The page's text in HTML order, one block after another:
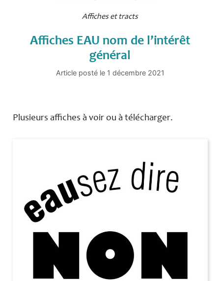
Affiches et tracts
Affiches EAU nom de l’intérêt
général
Article posté le 1 décembre 2021
Plusieurs affiches à voir ou à télécharger.